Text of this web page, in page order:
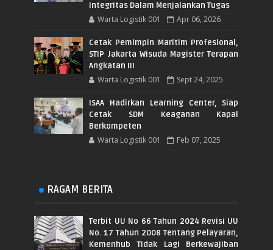
Integritas Dalam Menjalankan Tugas
Warta Logistik 001 Apr 06, 2026
Cetak Pemimpin Maritim Profesional,
STIP Jakarta Wisuda Magister Terapan
Angkatan III
Warta Logistik 001 Sept 24, 2025
ISAA Hadirkan Learning Center, Siap
Cetak SDM Keaganan Kapal
Berkompeten
Warta Logistik 001 Feb 07, 2025
RAGAM BERITA
Terbit UU No 66 Tahun 2024 Revisi UU
No. 17 Tahun 2008 Tentang Pelayaran,
Kemenhub Tidak Lagi Berkewajiban